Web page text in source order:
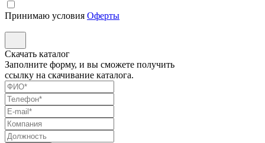
Принимаю условия Оферты
Скачать каталог
Заполните форму, и вы сможете получить
ссылку на скачивание каталога.